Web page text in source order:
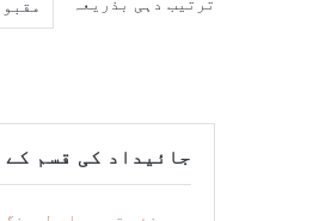
جائیداد کی قسم کے